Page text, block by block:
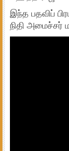
இந்த பதவிப்
நிதி அமைச்சர்